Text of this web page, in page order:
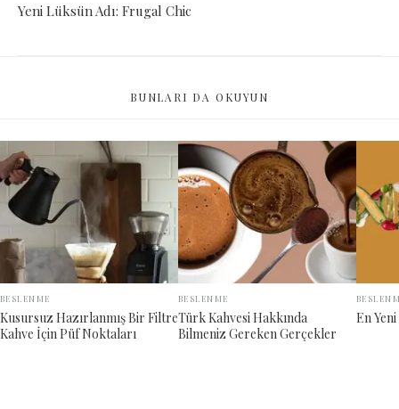
Yeni Lüksün Adı: Frugal Chic
BUNLARI DA OKUYUN
BESLENME
Kusursuz Hazırlanmış Bir Filtre
Kahve İçin Püf Noktaları
BESLENME
Türk Kahvesi Hakkında
Bilmeniz Gereken Gerçekler
En